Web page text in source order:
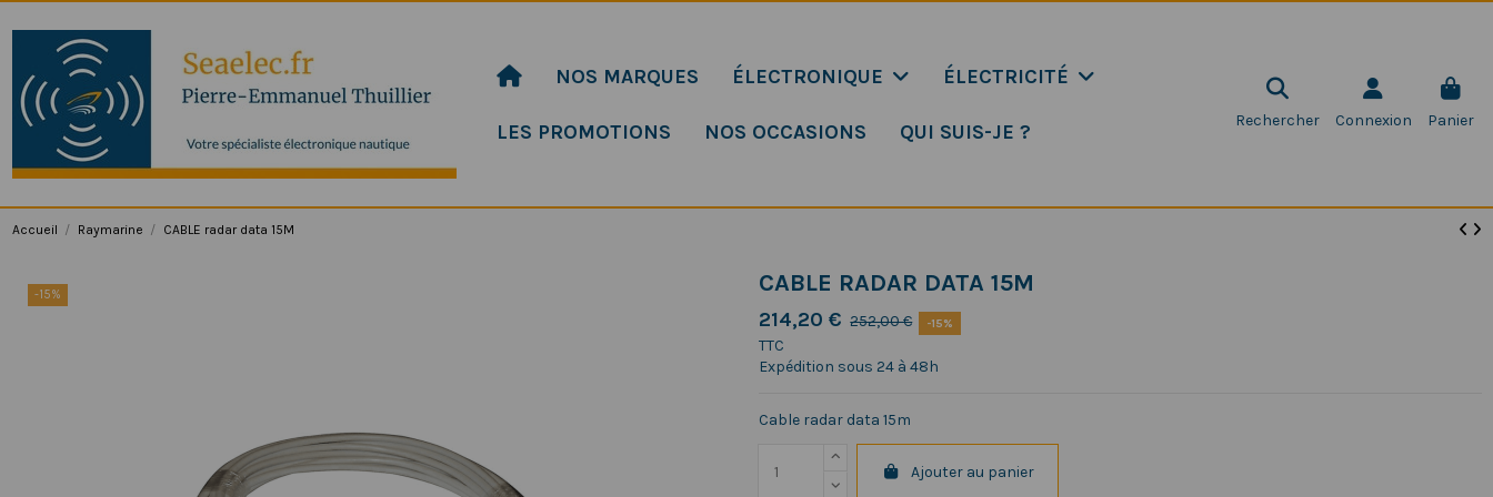
NOS MARQUES ÉLECTRONIQUE ÉLECTRICITÉ
LES PROMOTIONS NOS OCCASIONS QUI SUIS-JE ? Rechercher Connexion Panier
Accueil Raymarine CABLE radar data 15M
-15% CABLE RADAR DATA 15M
214,20 € 252,00 € -15%
TTC
Expédition sous 24 à 48h
Cable radar data 15m
Ajouter au panier